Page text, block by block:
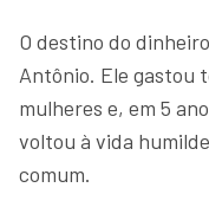
O destino do
Antônio. Ele gastou
mulheres e, em 5
voltou à vida
comum.